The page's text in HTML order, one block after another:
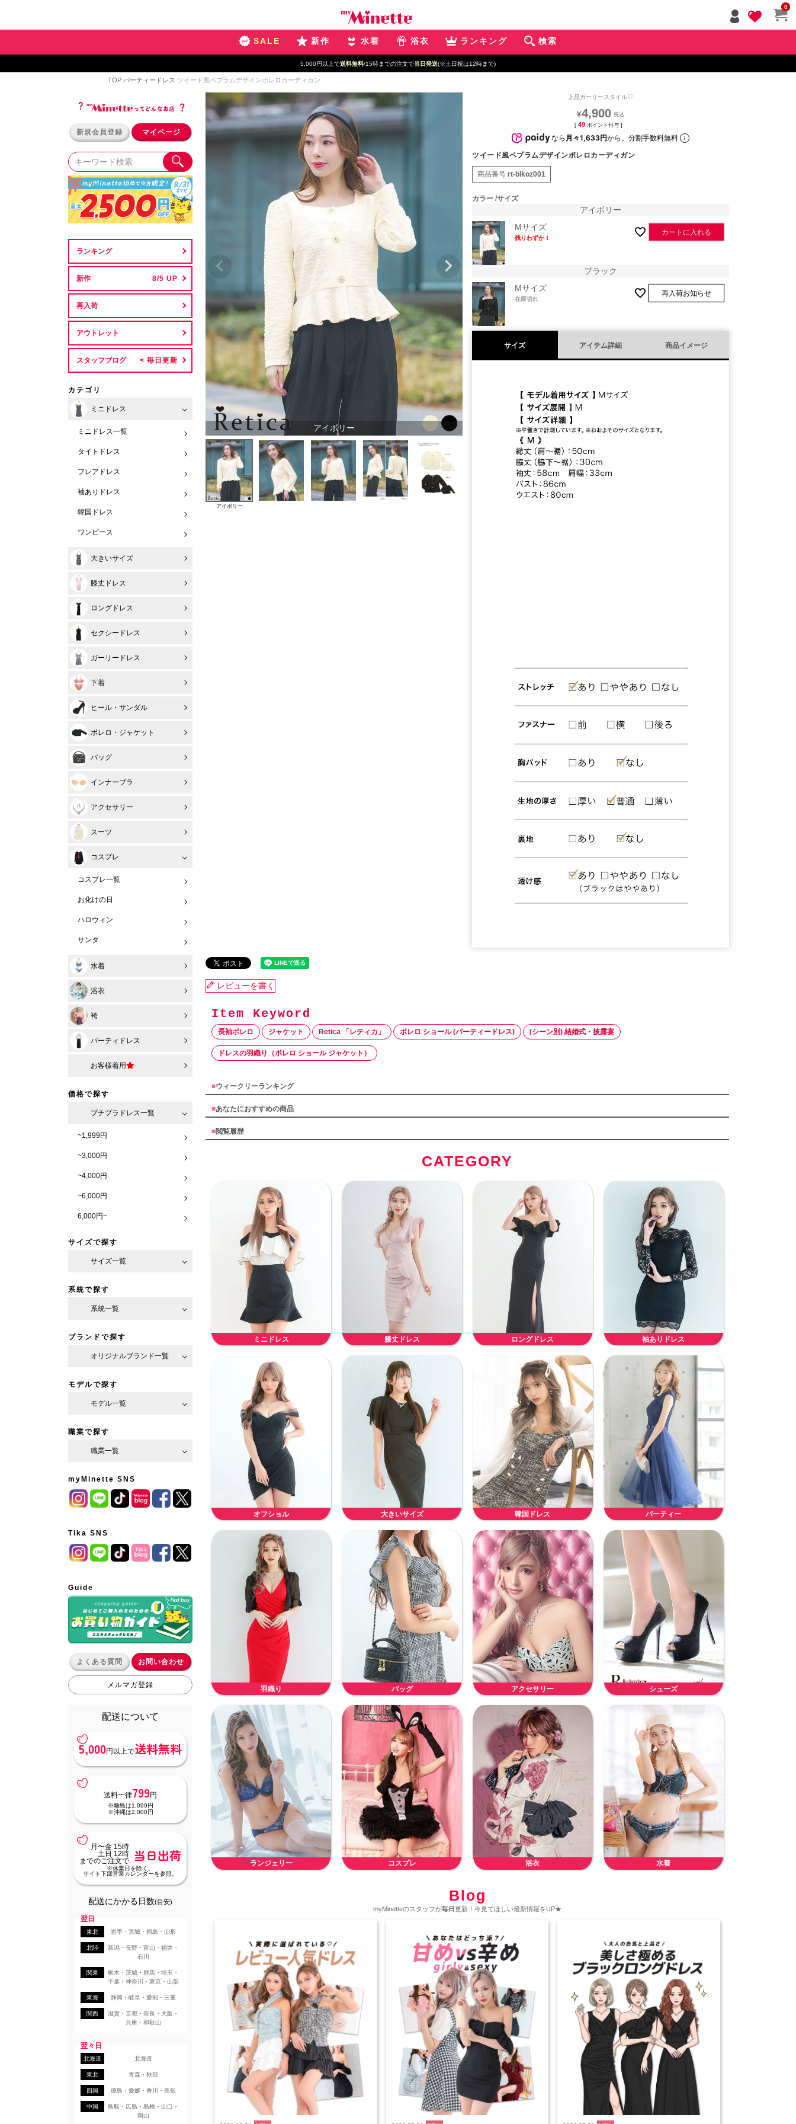
0
SALE 新作 水着 浴衣 ランキング 検索
5,000円以上で送料無料/15時までの注文で当日発送(※土日祝は12時まで)
TOP パーティードレス ツイード風ペプラムデザインボレロカーディガン
新規会員登録 マイページ
ランキング
新作
再入荷
アウトレット
スタッフブログ
カテゴリ
ミニドレス
ミニドレス一覧
タイトドレス
フレアドレス
袖ありドレス
韓国ドレス
ワンピース
大きいサイズ
膝丈ドレス
ロングドレス
セクシードレス
ガーリードレス
下着
ヒール・サンダル
ボレロ・ジャケット
バッグ
インナーブラ
アクセサリー
スーツ
コスプレ
コスプレ一覧
お化けの日
ハロウィン
サンタ
水着
浴衣
袴
パーティドレス
お客様着用
価格で探す
プチプラドレス一覧
~1,999円
~3,000円
~4,000円
~6,000円
6,000円~
サイズで探す
サイズ一覧
系統で探す
系統一覧
ブランドで探す
オリジナルブランド一覧
モデルで探す
モデル一覧
職業で探す
職業一覧
myMinette SNS
Tika SNS
Guide
よくある質問 お問い合わせ
メルマガ登録
配送について
5,000円以上で送料無料
送料一律799円
※離島は1,099円
※沖縄は2,000円
月〜金 15時
土日 12時
までのご注文で
当日出荷
※休業日を除く。
サイト下部営業カレンダーを参照。
配送にかかる日数(目安)
翌日
東北 岩手・宮城・福島・山形
北陸
新潟・長野・富山・福井・
石川
関東
栃木・茨城・群馬・埼玉・
千葉・神奈川・東京・山梨
東海 静岡・岐阜・愛知・三重
関西
滋賀・京都・奈良・大阪・
兵庫・和歌山
翌々日
北海道 北海道
東北 青森・秋田
四国 徳島・愛媛・香川・高知
中国
鳥取・広島・島根・山口・
岡山
アイボリー
アイボリー
上品ガーリースタイル♡
¥4,900
[ 49 ポイント付与 ]
なら 月々1,633円から。分割手数料無料
ツイード風ペプラムデザインボレロカーディガン
商品番号 rt-blkoz001
カラー サイズ
アイボリー
Mサイズ
残りわずか！
カートに入れる
ブラック
Mサイズ
在庫切れ
再入荷お知らせ
サイズ アイテム詳細 商品イメージ
レビューを書く
長袖ボレロ ジャケット Retica 「レティカ」 ボレロ ショール (パーティードレス) (シーン別) 結婚式・披露宴
ドレスの羽織り（ボレロ ショール ジャケット）
■ウィークリーランキング
■あなたにおすすめの商品
■閲覧履歴
CATEGORY
ミニドレス 膝丈ドレス ロングドレス 袖ありドレス
オフショル 大きいサイズ 韓国ドレス パーティー
羽織り バッグ アクセサリー シューズ
ランジェリー コスプレ 浴衣 水着
Blog
myMinetteのスタッフが毎日 更新！今見てほしい最新情報をUP★
ジト
ップ